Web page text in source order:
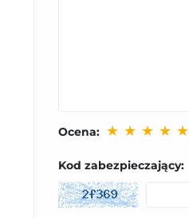
Ocena: ★ ★ ★ ★ ★
Kod zabezpieczający: